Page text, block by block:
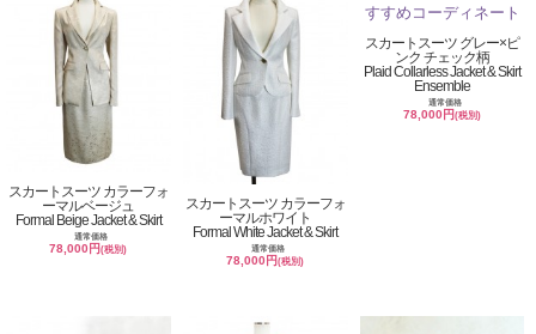
スカートスーツ カラーフォ
ーマルベージュ
Formal Beige Jacket & Skirt
通常価格
78,000円(税別)
スカートスーツ カラーフォ
ーマルホワイト
Formal White Jacket & Skirt
通常価格
78,000円(税別)
スカートスーツ グレー×ピ
ンク チェック柄
Plaid Collarless Jacket & Skirt
Ensemble
通常価格
78,000円(税別)